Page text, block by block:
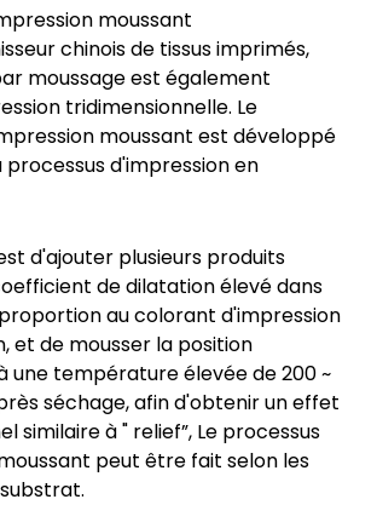
moussant
chinois de tissus imprimés,
moussage est également
tridimensionnelle. Le
moussant est développé
processus d'impression en
d'ajouter plusieurs produits
de dilatation élevé dans
au colorant d'impression
et de mousser la position
une température élevée de 200 ~
séchage, afin d'obtenir un effet
similaire à " relief”, Le processus
peut être fait selon les